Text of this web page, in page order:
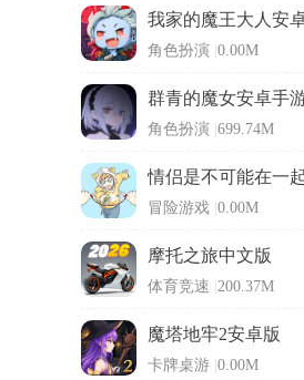
我家的魔王大人安
角色扮演 0.00M
群青的魔女安卓手
角色扮演 699.74M
情侣是不可能在一
冒险游戏 0.00M
摩托之旅中文版
体育竞速 200.37M
魔塔地牢2安卓版
卡牌桌游 0.00M